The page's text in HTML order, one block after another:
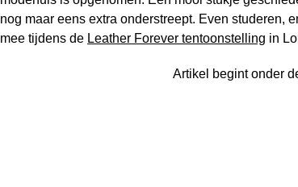
nog maar eens extra onderstreept. Even studeren,
mee tijdens de Leather Forever tentoonstelling in
Artikel begint onder